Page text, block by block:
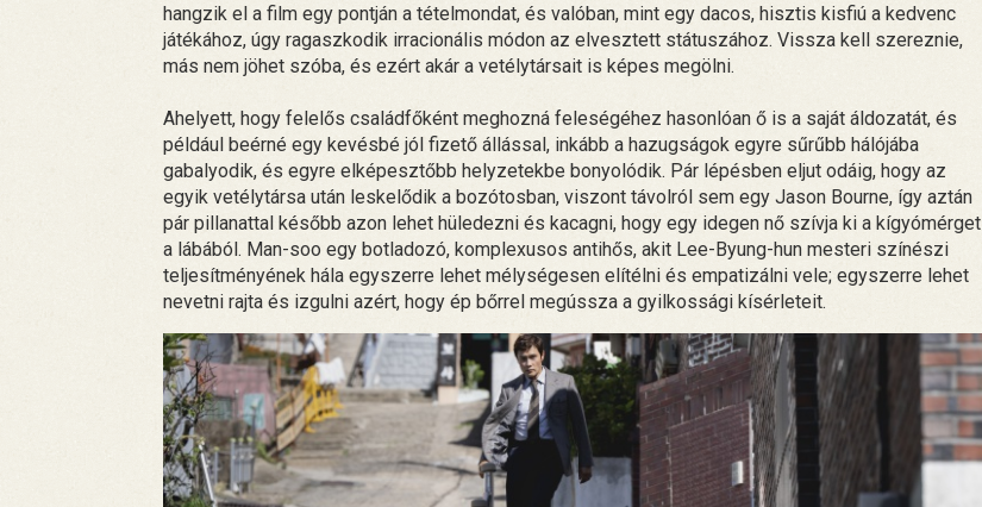
hangzik el a film egy pontján a tételmondat, és valóban, mint egy dacos, hisztis kisfiú a kedvenc
játékához, úgy ragaszkodik irracionális módon az elvesztett státuszához. Vissza kell szereznie,
más nem jöhet szóba, és ezért akár a vetélytársait is képes megölni.
Ahelyett, hogy felelős családfőként meghozná feleségéhez hasonlóan ő is a saját áldozatát, és
például beérné egy kevésbé jól fizető állással, inkább a hazugságok egyre sűrűbb hálójába
gabalyodik, és egyre elképesztőbb helyzetekbe bonyolódik. Pár lépésben eljut odáig, hogy az
egyik vetélytársa után leskelődik a bozótosban, viszont távolról sem egy Jason Bourne, így aztán
pár pillanattal később azon lehet hüledezni és kacagni, hogy egy idegen nő szívja ki a kígyómérget
a lábából. Man-soo egy botladozó, komplexusos antihős, akit Lee-Byung-hun mesteri színészi
teljesítményének hála egyszerre lehet mélységesen elítélni és empatizálni vele; egyszerre lehet
nevetni rajta és izgulni azért, hogy ép bőrrel megússza a gyilkossági kísérleteit.